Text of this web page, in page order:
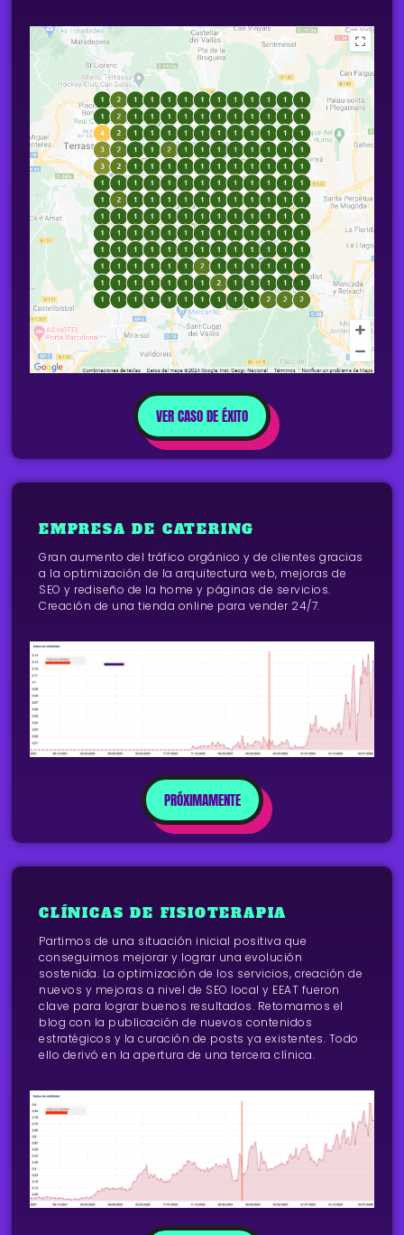
VER CASO DE ÉXITO
EMPRESA DE CATERING
Gran aumento del tráfico orgánico y de clientes gracias
a la optimización de la arquitectura web, mejoras de
SEO y rediseño de la home y páginas de servicios.
Creación de una tienda online para vender 24/7.
PRÓXIMAMENTE
CLÍNICAS DE FISIOTERAPIA
Partimos de una situación inicial positiva que
conseguimos mejorar y lograr una evolución
sostenida. La optimización de los servicios, creación de
nuevos y mejoras a nivel de SEO local y EEAT fueron
clave para lograr buenos resultados. Retomamos el
blog con la publicación de nuevos contenidos
estratégicos y la curación de posts ya existentes. Todo
ello derivó en la apertura de una tercera clínica.